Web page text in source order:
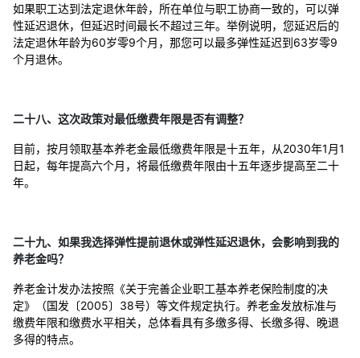
如果职工达到法定退休年龄，所在单位与职工协商一致的，可以弹
性延迟退休，但延迟时间最长不超过三年。举例说明，您延迟后的
法定退休年龄为60岁零9个月，那您可以最多弹性延迟到63岁零9
个月退休。
二十八、这次政策对最低缴费年限是否有调整？
目前，按月领取基本养老金最低缴费年限是十五年，从2030年1月1
日起，每年提高六个月，将最低缴费年限由十五年逐步提高至二十
年。
二十九、如果我选择弹性提前退休或弹性延迟退休，会影响到我的
养老金吗？
养老金计发办法按照《关于完善企业职工基本养老保险制度的决
定》（国发〔2005〕38号）等文件规定执行。养老金发放标准与
缴费年限和缴费水平相关，总体看具有多缴多得、长缴多得、晚退
多得的特点。